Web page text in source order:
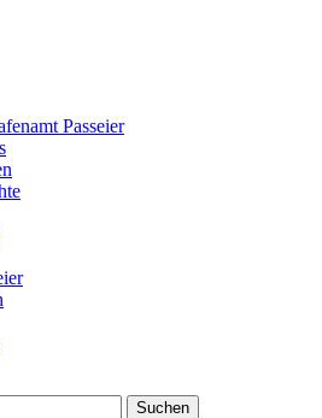
Passeier